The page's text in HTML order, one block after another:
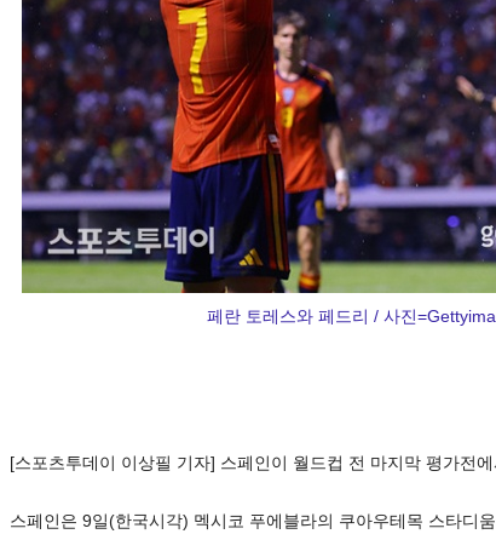
페이 트위 밴드 네이
댓글
페란 토레스와 페드리 / 사진
[스포츠투데이 이상필 기자] 스페인이 월드컵 전 마지막 평가전
스페인은 9일(한국시각) 멕시코 푸에블라의 쿠아우테목 스타디